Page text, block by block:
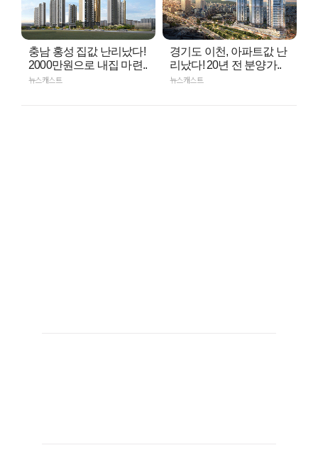
충남 홍성 집값 난리났다!
2000만원으로 내집 마련..
뉴스캐스트
경기도 이천, 아파트값 난
리났다! 20년 전 분양가..
뉴스캐스트